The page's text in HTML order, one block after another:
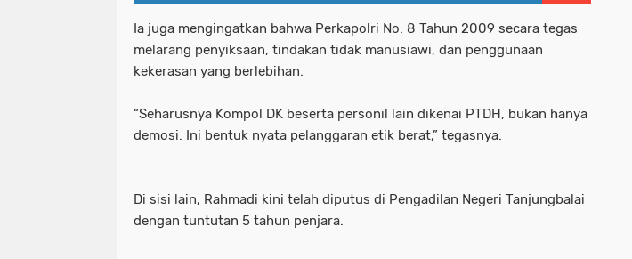
Ia juga mengingatkan bahwa Perkapolri No. 8 Tahun 2009 secara tegas
melarang penyiksaan, tindakan tidak manusiawi, dan penggunaan
kekerasan yang berlebihan.
“Seharusnya Kompol DK beserta personil lain dikenai PTDH, bukan hanya
demosi. Ini bentuk nyata pelanggaran etik berat,” tegasnya.
Di sisi lain, Rahmadi kini telah diputus di Pengadilan Negeri Tanjungbalai
dengan tuntutan 5 tahun penjara.